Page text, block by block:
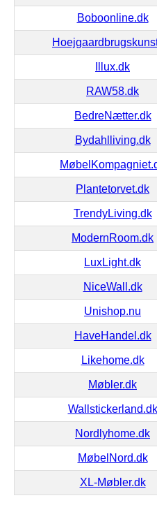
Boboonline.dk
Illux.dk
RAW58.dk
BedreNætter.dk
Bydahlliving.dk
Plantetorvet.dk
TrendyLiving.dk
ModernRoom.dk
LuxLight.dk
NiceWall.dk
Unishop.nu
HaveHandel.dk
Likehome.dk
Møbler.dk
Wallstickerland.dk
Nordlyhome.dk
MøbelNord.dk
XL-Møbler.dk